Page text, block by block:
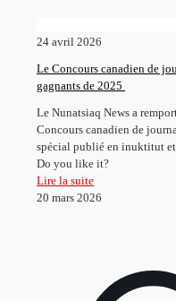
24 avril 2026
Le Concours canadien de
gagnants de 2025
Le Nunatsiaq News a
Concours canadien de
spécial publié en inuktitut et
Do you like it?
Lire la suite
20 mars 2026